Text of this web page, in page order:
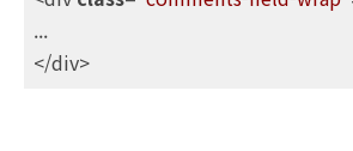
...
</div>